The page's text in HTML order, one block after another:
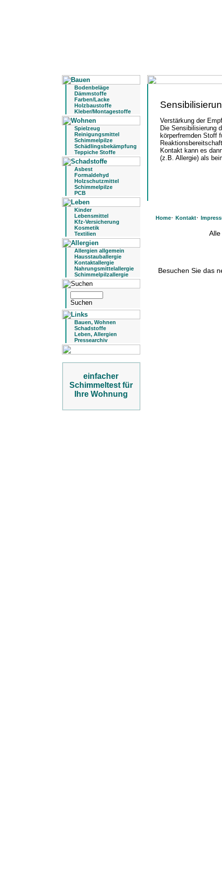
Bodenbeläge
Dämmstoffe
Farben/Lacke
Holzbaustoffe
Kleber/Montagestoffe
Spielzeug
Reinigungsmittel
Schimmelpilze
Schädlingsbekämpfung
Teppiche Stoffe
Asbest
Formaldehyd
Holzschutzmittel
Schimmelpilze
PCB
Kinder
Lebensmittel
Kfz-Versicherung
Kosmetik
Textilien
Allergien allgemein
Hausstauballergie
Kontaktallergie
Nahrungsmittelallergie
Schimmelpilzallergie
Bauen, Wohnen
Schadstoffe
Leben, Allergien
Pressearchiv
einfacher
Schimmeltest für
Ihre Wohnung
Verstärkung der
Die Sensibilisierung
körperfremden Stoff
Kontakt kann es
(z.B. Allergie) als
Home· Kontakt·
Besuchen Sie das